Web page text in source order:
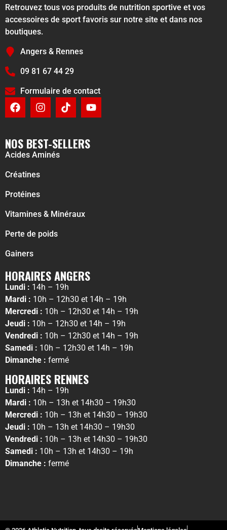
Retrouvez tous vos produits de nutrition sportive et vos
accessoires de sport favoris sur notre site et dans nos
boutiques.
Angers & Rennes
09 81 67 44 29
Formulaire de contact
NOS BEST-SELLERS
Acides Aminés
Créatines
Protéines
Vitamines & Minéraux
Perte de poids
Gainers
HORAIRES ANGERS
Lundi : 14h – 19h
Mardi : 10h – 12h30 et 14h – 19h
Mercredi : 10h – 12h30 et 14h – 19h
Jeudi : 10h – 12h30 et 14h – 19h
Vendredi : 10h – 12h30 et 14h – 19h
Samedi : 10h – 12h30 et 14h – 19h
Dimanche : fermé
HORAIRES RENNES
Lundi : 14h – 19h
Mardi : 10h – 13h et 14h30 – 19h30
Mercredi : 10h – 13h et 14h30 – 19h30
Jeudi : 10h – 13h et 14h30 – 19h30
Vendredi : 10h – 13h et 14h30 – 19h30
Samedi : 10h – 13h et 14h30 – 19h
Dimanche : fermé